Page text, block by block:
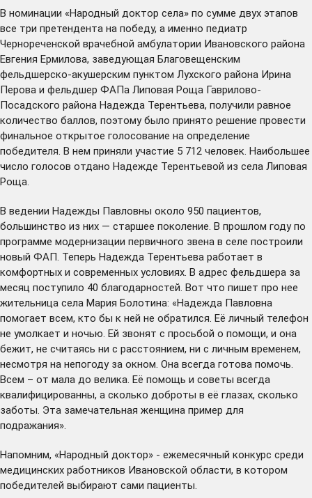
В номинации «Народный доктор села» по сумме двух этапов
все три претендента на победу, а именно педиатр
Чернореченской врачебной амбулатории Ивановского района
Евгения Ермилова, заведующая Благовещенским
фельдшерско-акушерским пунктом Лухского района Ирина
Перова и фельдшер ФАПа Липовая Роща Гаврилово-
Посадского района Надежда Терентьева, получили равное
количество баллов, поэтому было принято решение провести
финальное открытое голосование на определение
победителя. В нем приняли участие 5 712 человек. Наибольшее
число голосов отдано Надежде Терентьевой из села Липовая
Роща.
В ведении Надежды Павловны около 950 пациентов,
большинство из них — старшее поколение. В прошлом году по
программе модернизации первичного звена в селе построили
новый ФАП. Теперь Надежда Терентьева работает в
комфортных и современных условиях. В адрес фельдшера за
месяц поступило 40 благодарностей. Вот что пишет про нее
жительница села Мария Болотина: «Надежда Павловна
помогает всем, кто бы к ней не обратился. Её личный телефон
не умолкает и ночью. Ей звонят с просьбой о помощи, и она
бежит, не считаясь ни с расстоянием, ни с личным временем,
несмотря на непогоду за окном. Она всегда готова помочь.
Всем – от мала до велика. Её помощь и советы всегда
квалифицированны, а сколько доброты в её глазах, сколько
заботы. Эта замечательная женщина пример для
подражания».
Напомним, «Народный доктор» - ежемесячный конкурс среди
медицинских работников Ивановской области, в котором
победителей выбирают сами пациенты.